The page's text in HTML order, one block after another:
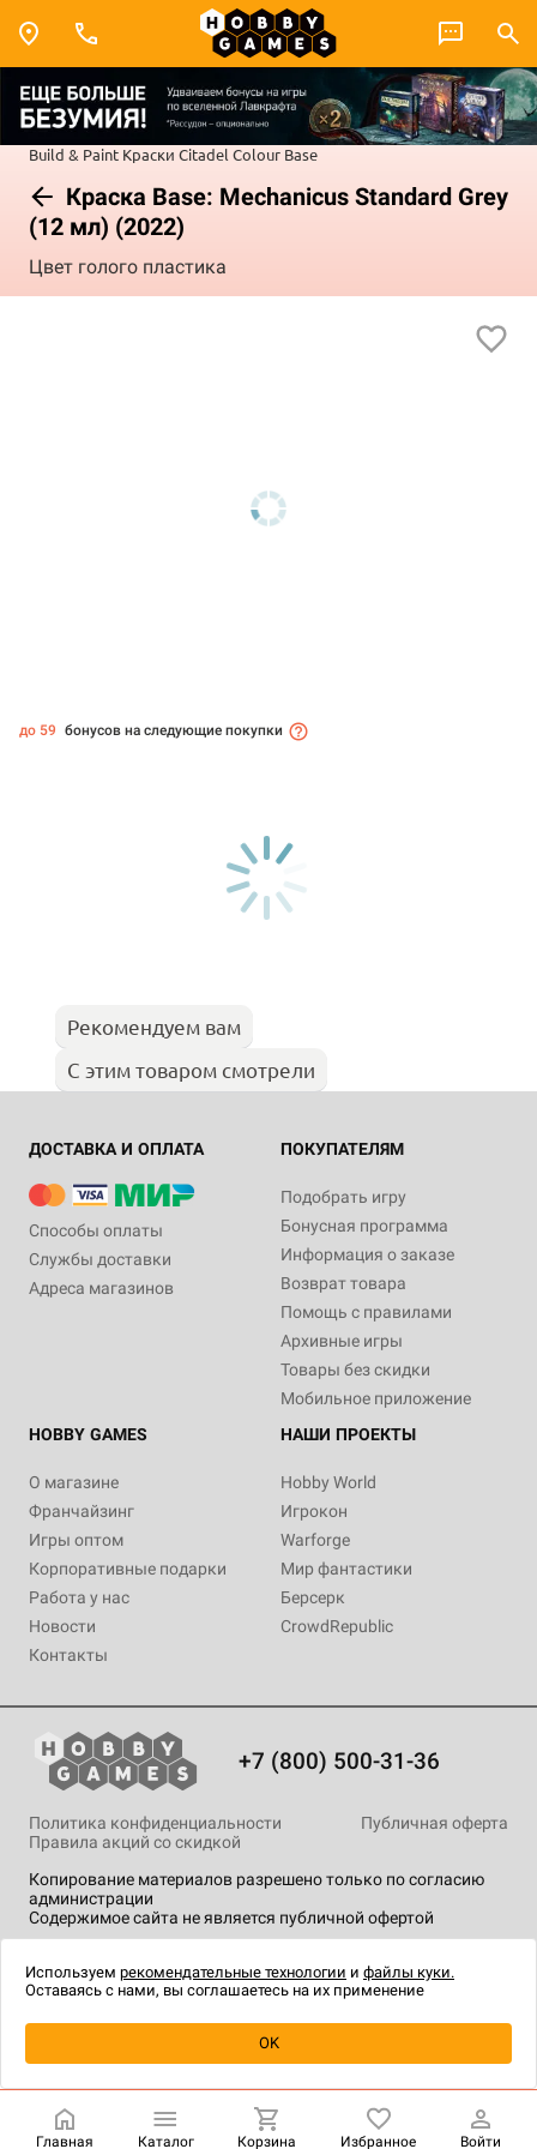
Build & Paint Краски Citadel Colour Base
Краска Base: Mechanicus Standard Grey
(12 мл) (2022)
Цвет голого пластика
Уведомить о наличии
до 59 бонусов на следующие покупки
Рекомендуем вам
С этим товаром смотрели
ДОСТАВКА И ОПЛАТА
Способы оплаты
Службы доставки
Адреса магазинов
ПОКУПАТЕЛЯМ
Подобрать игру
Бонусная программа
Информация о заказе
Возврат товара
Помощь с правилами
Архивные игры
Товары без скидки
Мобильное приложение
HOBBY GAMES
О магазине
Франчайзинг
Игры оптом
Корпоративные подарки
Работа у нас
Новости
Контакты
НАШИ ПРОЕКТЫ
Hobby World
Игрокон
Warforge
Мир фантастики
Берсерк
CrowdRepublic
+7 (800) 500-31-36
Копирование материалов разрешено только по согласию
администрации
Содержимое сайта не является публичной офертой
Политика конфиденциальности
Публичная оферта
Правила акций со скидкой
технологии.
Главная Каталог Корзина Избранное Войти
Используем рекомендательные технологии и файлы куки.
Оставаясь с нами, вы соглашаетесь на их применение
OK